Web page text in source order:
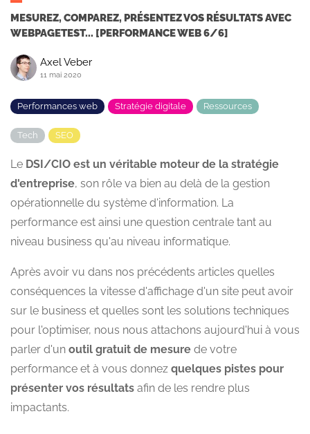
MESUREZ, COMPAREZ, PRÉSENTEZ VOS RÉSULTATS AVEC
WEBPAGETEST... [PERFORMANCE WEB 6/6]
Axel Veber
11 mai 2020
Performances web Stratégie digitale Ressources
Tech SEO
Le DSI/CIO est un véritable moteur de la stratégie
d'entreprise, son rôle va bien au delà de la gestion
opérationnelle du système d'information. La
performance est ainsi une question centrale tant au
niveau business qu'au niveau informatique.
Après avoir vu dans nos précédents articles quelles
conséquences la vitesse d'affichage d'un site peut avoir
sur le business et quelles sont les solutions techniques
pour l'optimiser, nous nous attachons aujourd'hui à vous
parler d'un outil gratuit de mesure de votre
performance et à vous donnez quelques pistes pour
présenter vos résultats afin de les rendre plus
impactants.